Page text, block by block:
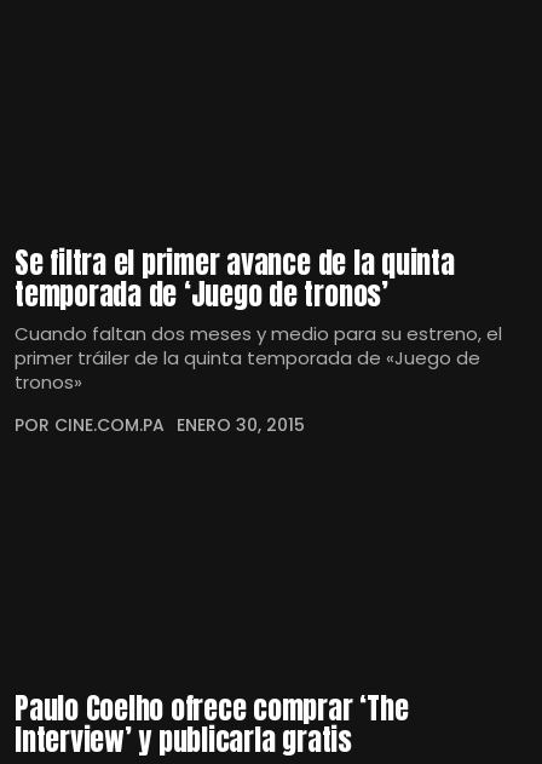
Se filtra el primer avance de la quinta
temporada de ‘Juego de tronos’
Cuando faltan dos meses y medio para su estreno, el
primer tráiler de la quinta temporada de «Juego de
tronos»
POR CINE.COM.PA ENERO 30, 2015
Paulo Coelho ofrece comprar ‘The
Interview’ y publicarla gratis